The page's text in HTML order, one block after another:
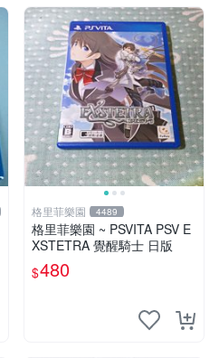
格里菲樂園 4489
格里菲樂園 ~ PSVITA PSV E
XSTETRA 覺醒騎士 日版
$480